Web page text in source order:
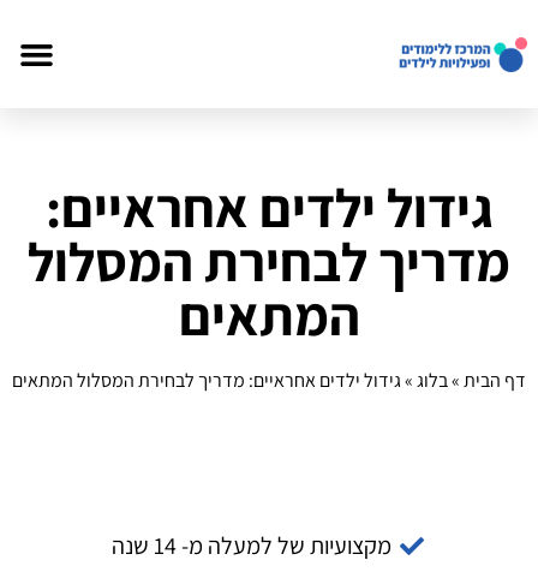
גידול ילדים אחראיים:
מדריך לבחירת המסלול
המתאים
דף הבית»בלוג»גידול ילדים אחראיים: מדריך לבחירת המסלול המתאים
מקצועיות של למעלה מ- 14 שנה